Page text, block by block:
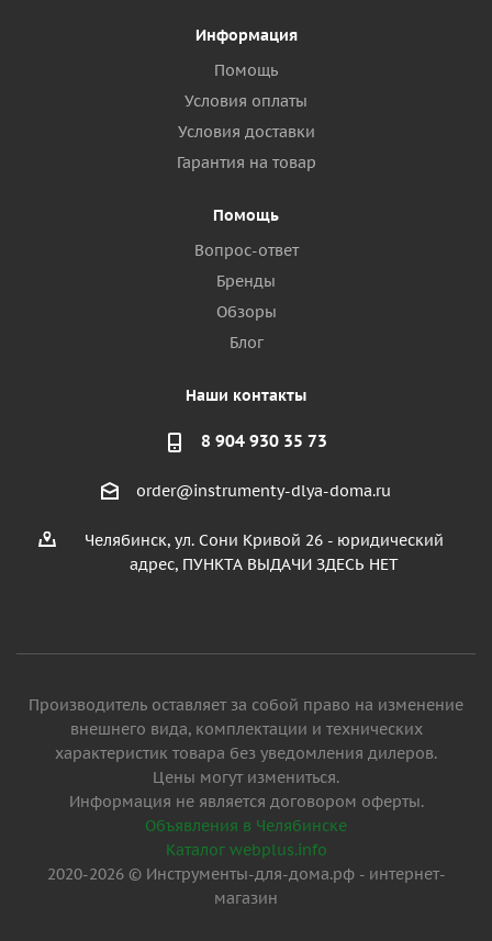
Информация
Помощь
Условия оплаты
Условия доставки
Гарантия на товар
Помощь
Вопрос-ответ
Бренды
Обзоры
Блог
Наши контакты
8 904 930 35 73
order@instrumenty-dlya-doma.ru
Челябинск, ул. Сони Кривой 26 - юридический
адрес, ПУНКТА ВЫДАЧИ ЗДЕСЬ НЕТ
Производитель оставляет за собой право на изменение
внешнего вида, комплектации и технических
характеристик товара без уведомления дилеров.
Цены могут измениться.
Информация не является договором оферты.
Объявления в Челябинске
Каталог webplus.info
2020-2026 © Инструменты-для-дома.рф - интернет-
магазин